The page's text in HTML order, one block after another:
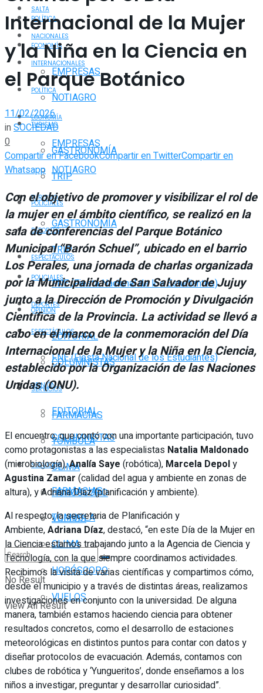
POLÍTICA
ECONOMÍA
EMPRESAS
NOTIAGRO
TURISMO
GASTRONOMÍA
TRIP
POLICIALES
DEPORTES
ESPECTÁCULOS
FNE (Fiesta Nacional de los Estudiantes)
OPINIÓN
EDITORIAL
COLUMNISTAS
SERVICIOS
FARMACIAS
TOMBOLA
CLIMA
HORÓSCOPO
VUELOS
No Result
View All Result
SALTA
NACIONALES
INTERNACIONALES
POLÍTICA
ECONOMÍA
EMPRESAS
NOTIAGRO
TURISMO
GASTRONOMÍA
TRIP
POLICIALES
DEPORTES
ESPECTÁCULOS
FNE (Fiesta Nacional de los Estudiantes)
OPINIÓN
EDITORIAL
COLUMNISTAS
SERVICIOS
FARMACIAS
TOMBOLA
CLIMA
HORÓSCOPO
VUELOS
Internacional de la Mujer
y la Niña en la Ciencia en
el Parque Botánico
11/02/2026
inSOCIEDAD
0
Compartir en FacebookCompartir en TwitterCompartir en
Whatsapp
Con el objetivo de promover y visibilizar el rol de
la mujer en el ámbito científico, se realizó en la
sala de conferencias del Parque Botánico
Municipal “Barón Schuel”, ubicado en el barrio
Los Perales, una jornada de charlas organizada
por la Municipalidad de San Salvador de Jujuy
junto a la Dirección de Promoción y Divulgación
Científica de la Provincia. La actividad se llevó a
cabo en el marco de la conmemoración del Día
Internacional de la Mujer y la Niña en la Ciencia,
establecido por la Organización de las Naciones
Unidas (ONU).
El encuentro, que contó con una importante participación, tuvo
como protagonistas a las especialistas Natalia Maldonado
(microbiología),Analía Saye (robótica), Marcela Depoly
Agustina Zamar (calidad del agua y ambiente en zonas de
altura), y Adriana Díaz (planificación y ambiente).
Al respecto, la secretaria de Planificación y
Ambiente,Adriana Díaz, destacó, “en este Día de la Mujer en
la Ciencia estamos trabajando junto a la Agencia de Ciencia y
Tecnología, con la que siempre coordinamos actividades.
Recibimos la visita de varias científicas y compartimos cómo,
desde el municipio y a través de distintas áreas, realizamos
investigaciones en conjunto con la universidad. De alguna
manera, también estamos haciendo ciencia para obtener
resultados concretos, como el desarrollo de estaciones
meteorológicas en distintos puntos para contar con datos y
diseñar protocolos de evacuación. Además, contamos con
clubes de robótica y ‘Yungueritos’, donde enseñamos a los
niños a investigar, preguntar y desarrollar curiosidad”.